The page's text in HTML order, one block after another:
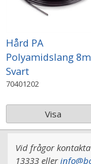
Hård PA
Polyamidslang
Svart
70401202
Visa
Vid frågor
13333 eller